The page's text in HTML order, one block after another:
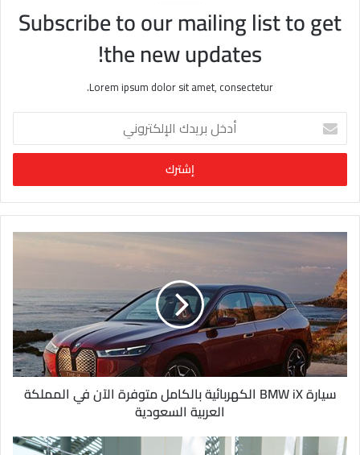
Subscribe to our mailing list to get
the new updates!
Lorem ipsum dolor sit amet, consectetur.
خ
ب
ر
ي
د
ا
ل
إ
ل
ك
ت
ر
سيارة BMW iX الكهربائية بالكامل متوفرة الآن في المملكة
العربية السعودية